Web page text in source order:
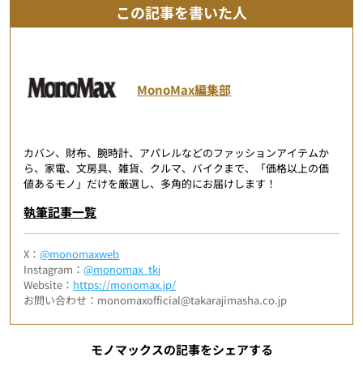
この記事を書いた人
MonoMax編集部
カバン、財布、腕時計、アパレルなどのファッションアイテムか
ら、家電、文房具、雑貨、クルマ、バイクまで、「価格以上の価
値あるモノ」だけを厳選し、多角的にお届けします！
執筆記事一覧
X：@monomaxweb
Instagram：@monomax_tkj
Website： https://monomax.jp/
お問い合わせ：monomaxofficial@takarajimasha.co.jp
モノマックスの記事をシェアする